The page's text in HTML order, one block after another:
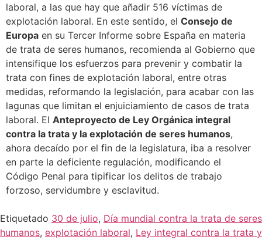
laboral, a las que hay que añadir 516 víctimas de
explotación laboral. En este sentido, el Consejo de
Europa en su Tercer Informe sobre España en materia
de trata de seres humanos, recomienda al Gobierno que
intensifique los esfuerzos para prevenir y combatir la
trata con fines de explotación laboral, entre otras
medidas, reformando la legislación, para acabar con las
lagunas que limitan el enjuiciamiento de casos de trata
laboral. El Anteproyecto de Ley Orgánica integral
contra la trata y la explotación de seres humanos,
ahora decaído por el fin de la legislatura, iba a resolver
en parte la deficiente regulación, modificando el
Código Penal para tipificar los delitos de trabajo
forzoso, servidumbre y esclavitud.
Etiquetado 30 de julio, Día mundial contra la trata de seres
humanos, explotación laboral, Ley integral contra la trata y